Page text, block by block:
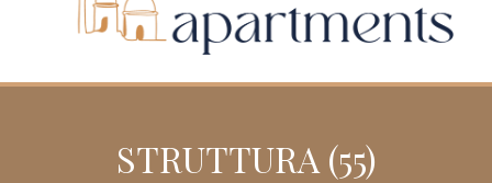
STRUTTURA (55)